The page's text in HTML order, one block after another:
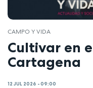
CAMPO Y VIDA
Cultivar en
Cartagena
12 JUL 2026 - 09:00